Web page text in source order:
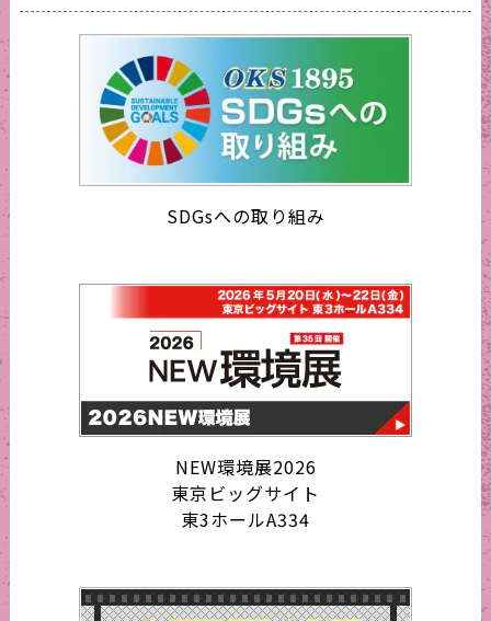
SDGsへの取り組み
NEW環境展2026
東京ビッグサイト
東3ホールA334